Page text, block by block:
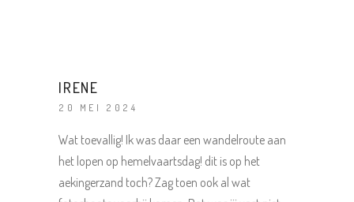
IRENE
20 MEI 2024
Wat toevallig! Ik was daar een wandelroute aan
het lopen op hemelvaartsdag! dit is op het
aekingerzand toch? Zag toen ook al wat